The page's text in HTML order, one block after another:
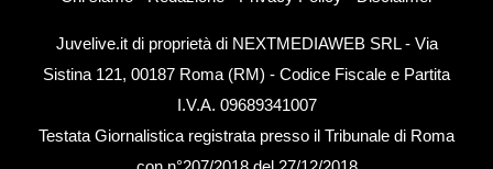
Juvelive.it di proprietà di NEXTMEDIAWEB SRL - Via
Sistina 121, 00187 Roma (RM) - Codice Fiscale e Partita
I.V.A. 09689341007
Testata Giornalistica registrata presso il Tribunale di Roma